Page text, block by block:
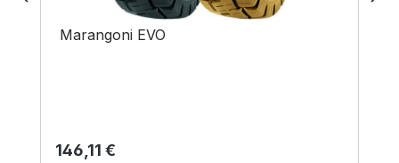
Marangoni EVO
Regulärer Preis:
146,11 €